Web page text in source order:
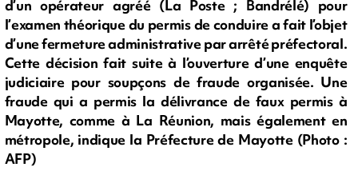
d’un opérateur agréé (La Poste ; Bandrélé) pour
l’examen théorique du permis de conduire a fait l’objet
d’une fermeture administrative par arrêté préfectoral.
Cette décision fait suite à l’ouverture d’une enquête
judiciaire pour soupçons de fraude organisée. Une
fraude qui a permis la délivrance de faux permis à
Mayotte, comme à La Réunion, mais également en
métropole, indique la Préfecture de Mayotte (Photo :
AFP)